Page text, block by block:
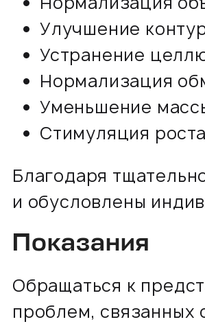
Улучшение
Устранение
Нормализация
Уменьшение
Стимуляция
Благодаря
и обусловлены
Показания
Обращаться к
проблем, связанных